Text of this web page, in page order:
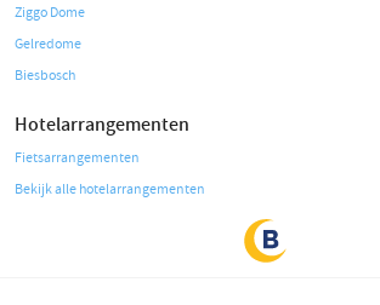
Ziggo Dome
Gelredome
Biesbosch
Hotelarrangementen
Fietsarrangementen
Bekijk alle hotelarrangementen